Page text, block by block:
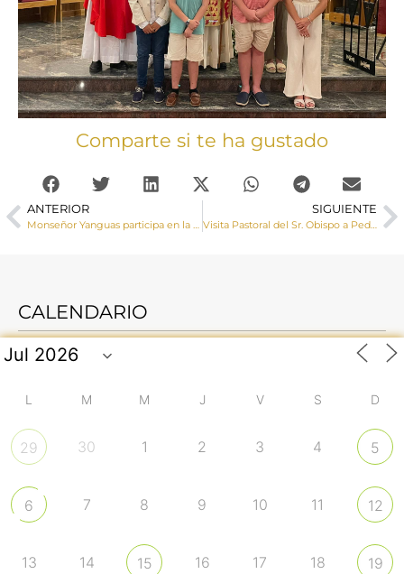
Comparte si te ha gustado
ANTERIOR
Monseñor Yanguas participa en la Solemnidad de los Sagrados Corporales en Daroca (Zaragoza)
SIGUIENTE
Visita Pastoral del Sr. Obispo a Pedro Naharro y Pozorrubio de Santiago
CALENDARIO
L M M J V S D
29 30 1 2 3 4 5
6 7 8 9 10 11 12
13 14 15 16 17 18 19